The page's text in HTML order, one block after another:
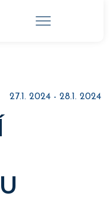
27.1. 2024 - 28.1. 2024